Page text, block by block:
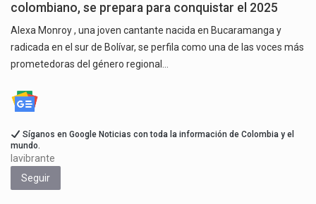
colombiano, se prepara para conquistar el 2025
Alexa Monroy , una joven cantante nacida en Bucaramanga y
radicada en el sur de Bolívar, se perfila como una de las voces más
prometedoras del género regional…
Síganos en Google Noticias con toda la información de Colombia y el
mundo.
lavibrante
Seguir